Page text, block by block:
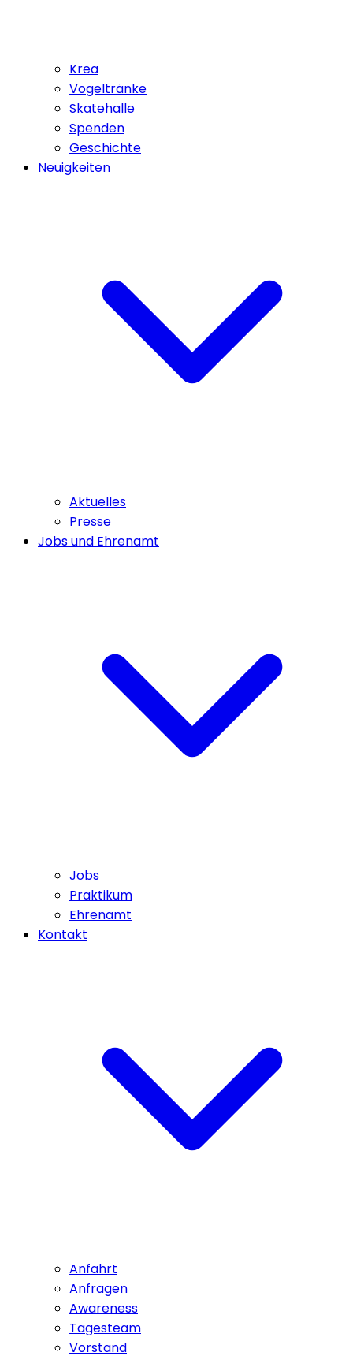
Krea
Vogeltränke
Skatehalle
Spenden
Geschichte
Neuigkeiten
Aktuelles
Presse
Jobs und Ehrenamt
Jobs
Praktikum
Ehrenamt
Kontakt
Anfahrt
Anfragen
Awareness
Tagesteam
Vorstand